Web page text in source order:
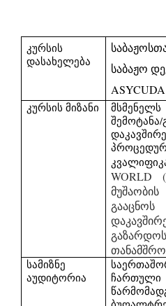
კურსის
დასახელება
საბაჟო
ASYCUDA
კურსის მიზანი
შემოტანა/
WORLD
გააცნოს
სამიზნე
აუდიტორია
ჩართული